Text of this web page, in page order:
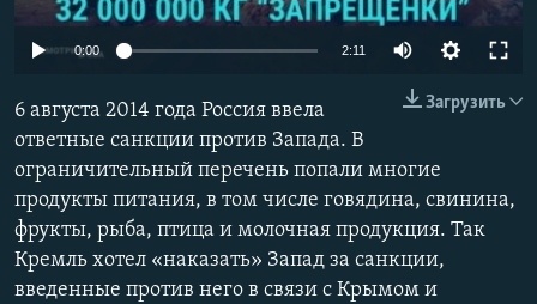
ПОБЕДИТЕЛЕЙ НЕ СУДЯТ?
ELIFBE
УКРАИНСКАЯ ПРОБЛЕМА КРЫМА
ПРИСОЕДИНЯЙТЕСЬ!
Все сайты RFE/RL
0:00 2:11
Загрузить
6 августа 2014 года Россия ввела
ответные санкции против Запада. В
ограничительный перечень попали многие
продукты питания, в том числе говядина, свинина,
фрукты, рыба, птица и молочная продукция. Так
Кремль хотел «наказать» Запад за санкции,
введенные против него в связи с Крымом и